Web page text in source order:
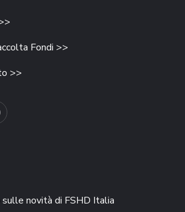
Fondi >>
>>
novità di FSHD Italia